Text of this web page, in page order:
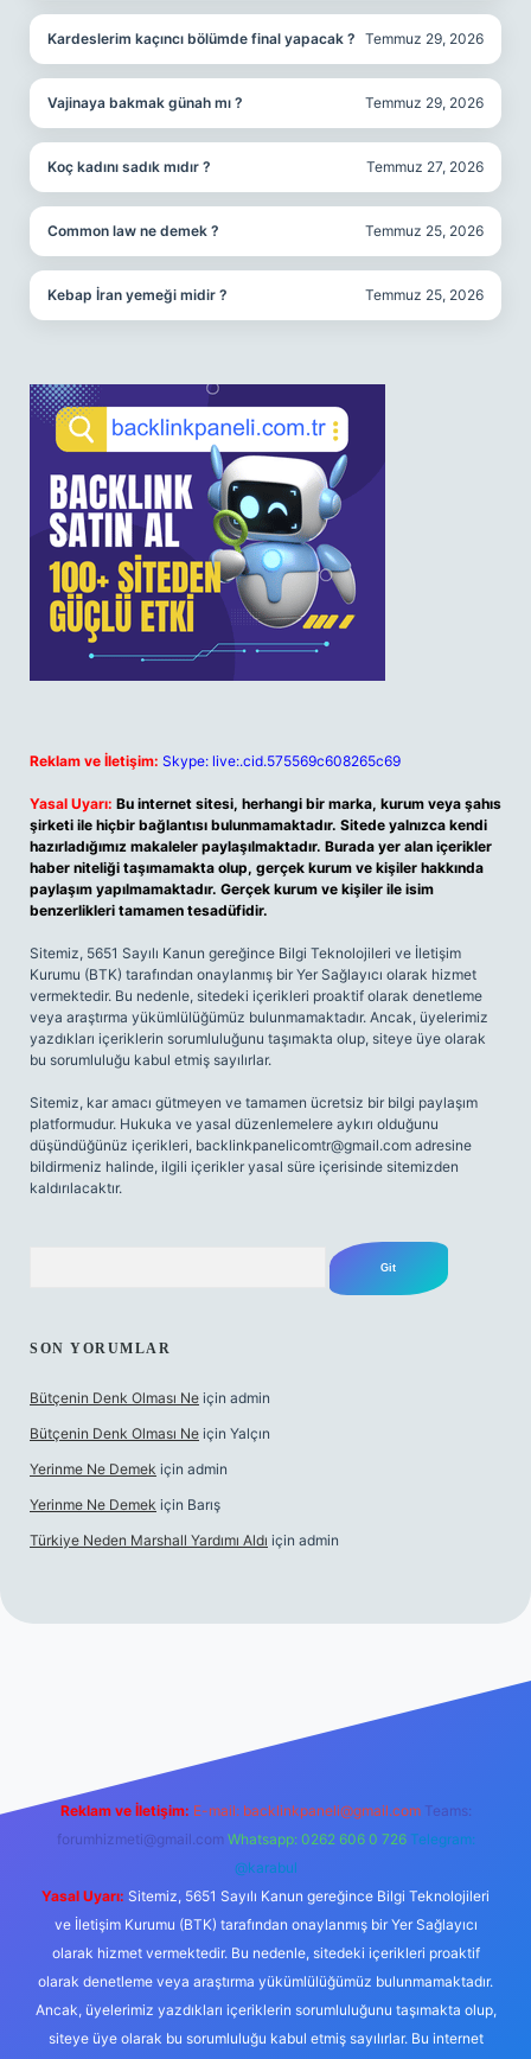
Kardeslerim kaçıncı bölümde final yapacak ? Temmuz 29, 2026
Vajinaya bakmak günah mı ? Temmuz 29, 2026
Koç kadını sadık mıdır ? Temmuz 27, 2026
Common law ne demek ? Temmuz 25, 2026
Kebap İran yemeği midir ? Temmuz 25, 2026
Reklam ve İletişim: Skype: live:.cid.575569c608265c69
Yasal Uyarı: Bu internet sitesi, herhangi bir marka, kurum veya şahıs
şirketi ile hiçbir bağlantısı bulunmamaktadır. Sitede yalnızca kendi
hazırladığımız makaleler paylaşılmaktadır. Burada yer alan içerikler
haber niteliği taşımamakta olup, gerçek kurum ve kişiler hakkında
paylaşım yapılmamaktadır. Gerçek kurum ve kişiler ile isim
benzerlikleri tamamen tesadüfidir.
Sitemiz, 5651 Sayılı Kanun gereğince Bilgi Teknolojileri ve İletişim
Kurumu (BTK) tarafından onaylanmış bir Yer Sağlayıcı olarak hizmet
vermektedir. Bu nedenle, sitedeki içerikleri proaktif olarak denetleme
veya araştırma yükümlülüğümüz bulunmamaktadır. Ancak, üyelerimiz
yazdıkları içeriklerin sorumluluğunu taşımakta olup, siteye üye olarak
bu sorumluluğu kabul etmiş sayılırlar.
Sitemiz, kar amacı gütmeyen ve tamamen ücretsiz bir bilgi paylaşım
platformudur. Hukuka ve yasal düzenlemelere aykırı olduğunu
düşündüğünüz içerikleri, backlinkpanelicomtr@gmail.com adresine
bildirmeniz halinde, ilgili içerikler yasal süre içerisinde sitemizden
kaldırılacaktır.
SON YORUMLAR
Bütçenin Denk Olması Ne için admin
Bütçenin Denk Olması Ne için Yalçın
Yerinme Ne Demek için admin
Yerinme Ne Demek için Barış
Türkiye Neden Marshall Yardımı Aldı için admin
hiltonbet yeni giriş
Reklam ve İletişim: E-mail: backlinkpaneli@gmail.com Teams:
forumhizmeti@gmail.com Whatsapp: 0262 606 0 726 Telegram:
@karabul
Yasal Uyarı: Sitemiz, 5651 Sayılı Kanun gereğince Bilgi Teknolojileri
ve İletişim Kurumu (BTK) tarafından onaylanmış bir Yer Sağlayıcı
olarak hizmet vermektedir. Bu nedenle, sitedeki içerikleri proaktif
olarak denetleme veya araştırma yükümlülüğümüz bulunmamaktadır.
Ancak, üyelerimiz yazdıkları içeriklerin sorumluluğunu taşımakta olup,
siteye üye olarak bu sorumluluğu kabul etmiş sayılırlar. Bu internet